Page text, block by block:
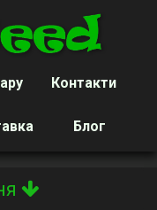
Контакти
Блог